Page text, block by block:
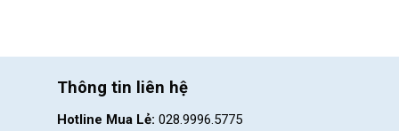
Thông tin liên hệ
Hotline Mua Lẻ: 028.9996.5775